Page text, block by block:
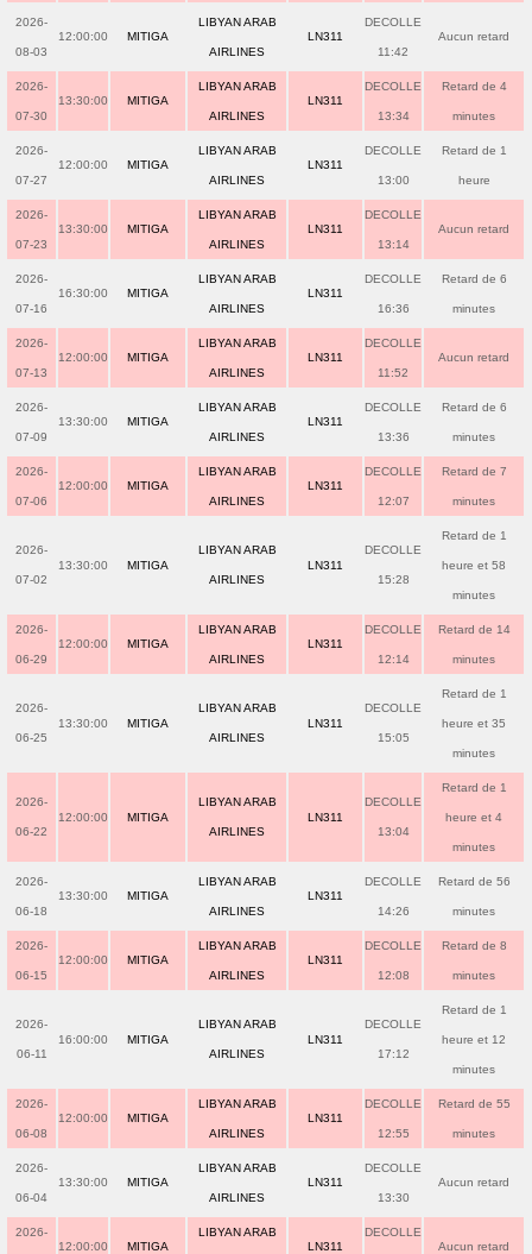
2026-
08-03
12:00:00 MITIGA
LIBYAN ARAB
AIRLINES
LN311
DECOLLE
11:42
Aucun retard
2026-
07-30
13:30:00 MITIGA
LIBYAN ARAB
AIRLINES
LN311
DECOLLE
13:34
Retard de 4
minutes
2026-
07-27
12:00:00 MITIGA
LIBYAN ARAB
AIRLINES
LN311
DECOLLE
13:00
Retard de 1
heure
2026-
07-23
13:30:00 MITIGA
LIBYAN ARAB
AIRLINES
LN311
DECOLLE
13:14
Aucun retard
2026-
07-16
16:30:00 MITIGA
LIBYAN ARAB
AIRLINES
LN311
DECOLLE
16:36
Retard de 6
minutes
2026-
07-13
12:00:00 MITIGA
LIBYAN ARAB
AIRLINES
LN311
DECOLLE
11:52
Aucun retard
2026-
07-09
13:30:00 MITIGA
LIBYAN ARAB
AIRLINES
LN311
DECOLLE
13:36
Retard de 6
minutes
2026-
07-06
12:00:00 MITIGA
LIBYAN ARAB
AIRLINES
LN311
DECOLLE
12:07
Retard de 7
minutes
2026-
07-02
13:30:00 MITIGA
LIBYAN ARAB
AIRLINES
LN311
DECOLLE
15:28
Retard de 1
heure et 58
minutes
2026-
06-29
12:00:00 MITIGA
LIBYAN ARAB
AIRLINES
LN311
DECOLLE
12:14
Retard de 14
minutes
2026-
06-25
13:30:00 MITIGA
LIBYAN ARAB
AIRLINES
LN311
DECOLLE
15:05
Retard de 1
heure et 35
minutes
2026-
06-22
12:00:00 MITIGA
LIBYAN ARAB
AIRLINES
LN311
DECOLLE
13:04
Retard de 1
heure et 4
minutes
2026-
06-18
13:30:00 MITIGA
LIBYAN ARAB
AIRLINES
LN311
DECOLLE
14:26
Retard de 56
minutes
2026-
06-15
12:00:00 MITIGA
LIBYAN ARAB
AIRLINES
LN311
DECOLLE
12:08
Retard de 8
minutes
2026-
06-11
16:00:00 MITIGA
LIBYAN ARAB
AIRLINES
LN311
DECOLLE
17:12
Retard de 1
heure et 12
minutes
2026-
06-08
12:00:00 MITIGA
LIBYAN ARAB
AIRLINES
LN311
DECOLLE
12:55
Retard de 55
minutes
2026-
06-04
13:30:00 MITIGA
LIBYAN ARAB
AIRLINES
LN311
DECOLLE
13:30
Aucun retard
2026-
12:00:00 MITIGA
LIBYAN ARAB
LN311
DECOLLE
Aucun retard